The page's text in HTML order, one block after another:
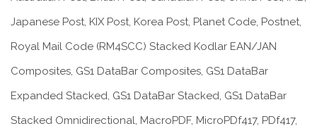
Japanese Post, KIX Post, Korea Post, Planet Code, Postnet,
Royal Mail Code (RM4SCC) Stacked Kodlar EAN/JAN
Composites, GS1 DataBar Composites, GS1 DataBar
Expanded Stacked, GS1 DataBar Stacked, GS1 DataBar
Stacked Omnidirectional, MacroPDF, MicroPDf417, PDf417,